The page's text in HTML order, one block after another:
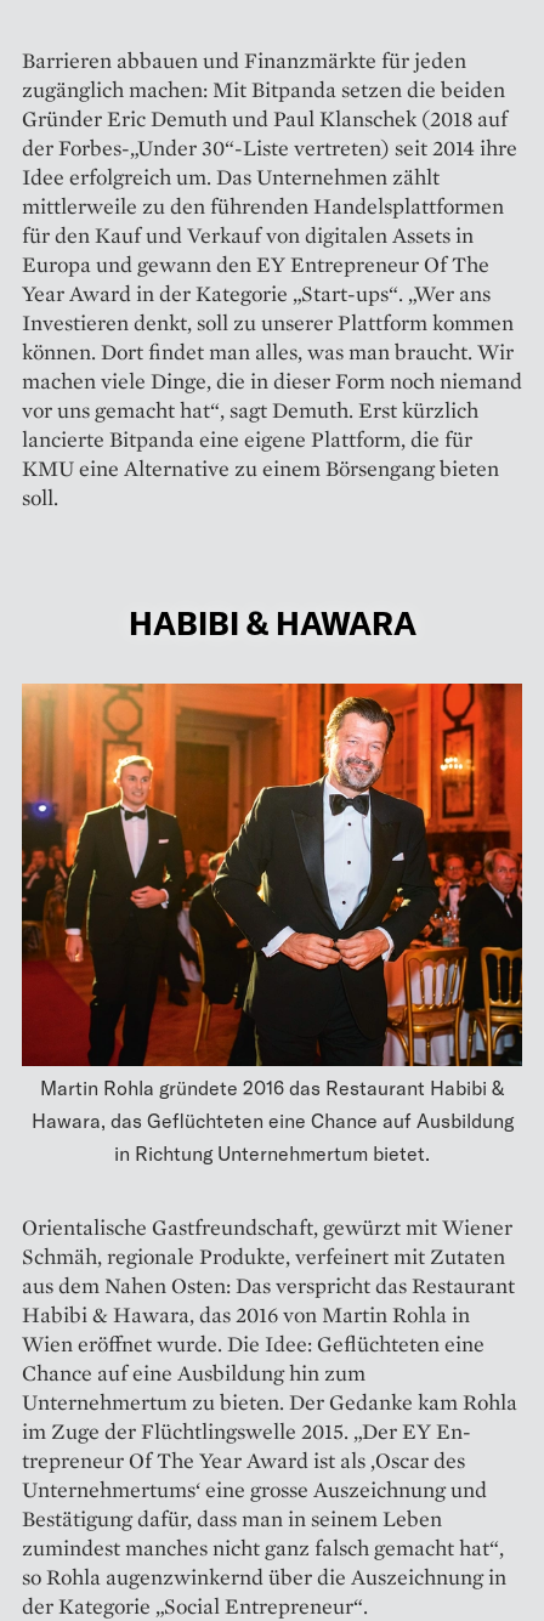
Barrieren abbauen und Finanzmärkte für jeden
zugänglich machen: Mit Bitpanda setzen die beiden
Gründer Eric Demuth und Paul Klanschek (2018 auf
der Forbes-„Under 30“-Liste ­vertreten) seit 2014 ihre
Idee erfolgreich um. Das Unternehmen zählt
mittlerweile zu den führenden Handels­plattformen
für den Kauf und Verkauf von di­gi­talen Assets in
Europa und gewann den EY ­Entrepreneur Of The
Year Award in der Kategorie „Start-ups“. „Wer ans
Investieren denkt, soll zu unserer Plattform kommen
können. Dort ­findet man alles, was man braucht. Wir
machen ­viele ­Dinge, die in dieser Form noch niemand
vor uns gemacht hat“, sagt Demuth. Erst kürzlich
lancierte Bit­panda eine eigene Plattform, die für
KMU eine ­Alternative zu einem Börsengang bieten
soll.
HABIBI & HAWARA
Martin Rohla gründete 2016 das Restaurant Habibi &
Hawara, das Geflüchteten eine Chance auf Ausbildung
in Richtung Unternehmertum bietet.
Orientalische Gastfreundschaft, gewürzt mit ­Wiener
Schmäh, regionale Produkte, verfeinert mit Zutaten
aus dem Nahen Osten: Das verspricht das Restaurant
Habibi & Hawara, das 2016 von Martin Rohla in
Wien eröffnet wurde. Die Idee: Geflüchteten eine
Chance auf eine Ausbildung hin zum
Unternehmertum zu bieten. Der Gedanke kam Rohla
im Zuge der Flüchtlingswelle 2015. „Der EY En­
trepreneur Of The Year Award ist als ,Oscar des
Unternehmertums‘ eine grosse Auszeichnung und
Bestätigung dafür, dass man in seinem Leben
zumindest manches nicht ganz falsch gemacht hat“,
so Rohla augenzwinkernd über die Auszeichnung in
der Kategorie „Social Entrepreneur“.